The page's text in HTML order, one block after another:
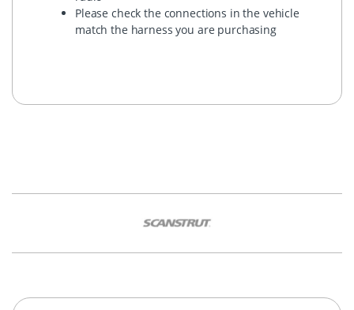
Please check the connections in the vehicle
match the harness you are purchasing